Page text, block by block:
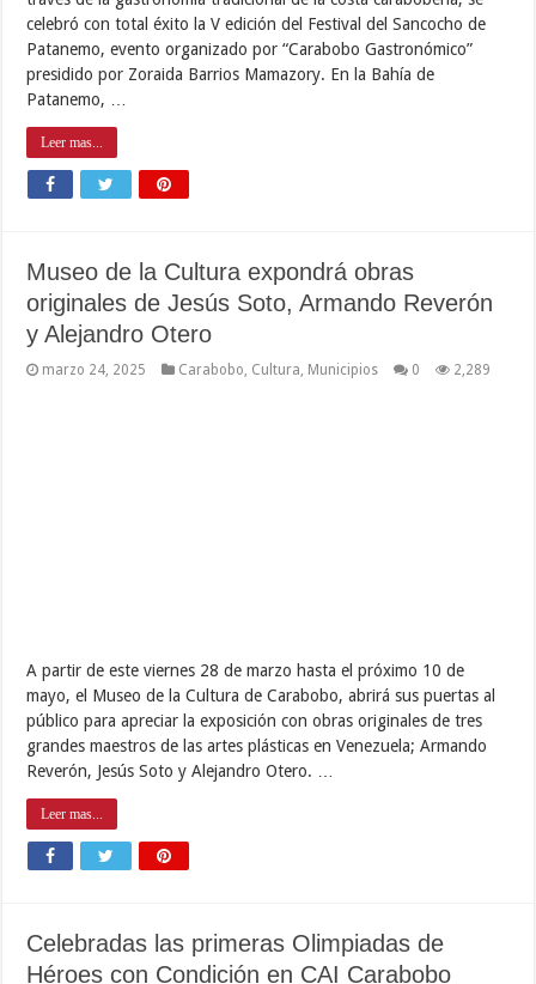
celebró con total éxito la V edición del Festival del Sancocho de
Patanemo, evento organizado por “Carabobo Gastronómico”
presidido por Zoraida Barrios Mamazory. En la Bahía de
Patanemo, …
Leer mas...
Museo de la Cultura expondrá obras
originales de Jesús Soto, Armando Reverón
y Alejandro Otero
marzo 24, 2025 Carabobo Cultura Municipios 0 2,289
A partir de este viernes 28 de marzo hasta el próximo 10 de
mayo, el Museo de la Cultura de Carabobo, abrirá sus puertas al
público para apreciar la exposición con obras originales de tres
grandes maestros de las artes plásticas en Venezuela; Armando
Reverón, Jesús Soto y Alejandro Otero. …
Leer mas...
Celebradas las primeras Olimpiadas de
Héroes con Condición en CAI Carabobo